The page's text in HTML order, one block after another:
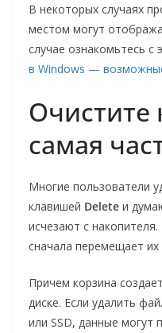
В некоторых случаях
местом могут
случае ознакомьтесь с
в Windows —
Очистите
самая
Многие пользователи
клавишей Delete и
исчезают с
сначала перемещает их
Причем корзина
диске. Если удалить
или SSD, данные могут